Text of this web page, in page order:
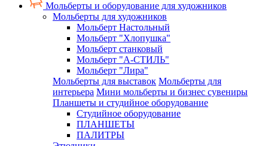
Мольберты и оборудование для художников
Мольберты для художников
Мольберт Настольный
Мольберт "Хлопушка"
Мольберт станковый
Мольберт "А-СТИЛЬ"
Мольберт "Лира"
Мольберты для выставок Мольберты для
интерьера Мини мольберты и бизнес сувениры
Планшеты и студийное оборудование
Студийное оборудование
ПЛАНШЕТЫ
ПАЛИТРЫ